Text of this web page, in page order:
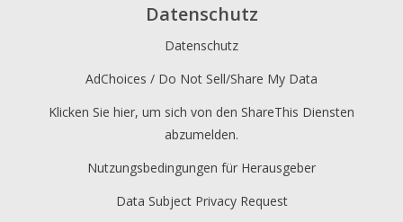
Datenschutz
Datenschutz
AdChoices / Do Not Sell/Share My Data
Klicken Sie hier, um sich von den ShareThis Diensten
abzumelden.
Nutzungsbedingungen für Herausgeber
Data Subject Privacy Request